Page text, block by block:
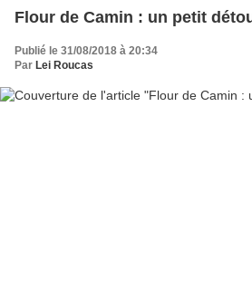
Flour de Camin : un petit
Publié le 31/08/2018 à 20:34
Par Lei Roucas